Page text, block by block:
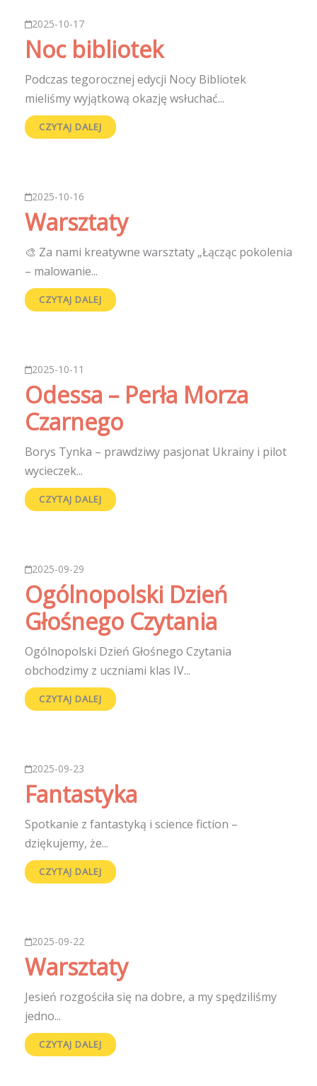
2025-10-17
Noc bibliotek
Podczas tegorocznej edycji Nocy Bibliotek
mieliśmy wyjątkową okazję wsłuchać...
CZYTAJ DALEJ
2025-10-16
Warsztaty
🎨 Za nami kreatywne warsztaty „Łącząc pokolenia
– malowanie...
CZYTAJ DALEJ
2025-10-11
Odessa – Perła Morza
Czarnego
Borys Tynka – prawdziwy pasjonat Ukrainy i pilot
wycieczek...
CZYTAJ DALEJ
2025-09-29
Ogólnopolski Dzień
Głośnego Czytania
Ogólnopolski Dzień Głośnego Czytania
obchodzimy z uczniami klas IV...
CZYTAJ DALEJ
2025-09-23
Fantastyka
Spotkanie z fantastyką i science fiction –
dziękujemy, że...
CZYTAJ DALEJ
2025-09-22
Warsztaty
Jesień rozgościła się na dobre, a my spędziliśmy
jedno...
CZYTAJ DALEJ